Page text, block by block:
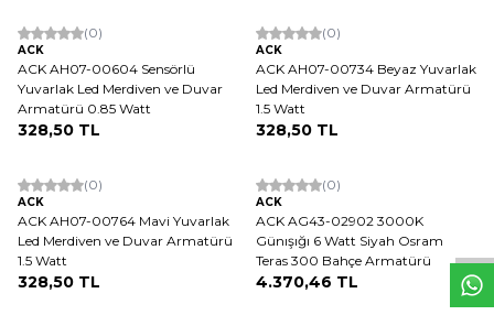
(0)
ACK
ACK AH07-00604 Sensörlü
Yuvarlak Led Merdiven ve Duvar
Armatürü 0.85 Watt
328,50 TL
(0)
ACK
ACK AH07-00734 Beyaz Yuvarlak
Led Merdiven ve Duvar Armatürü
1.5 Watt
328,50 TL
(0)
ACK
ACK AH07-00764 Mavi Yuvarlak
Led Merdiven ve Duvar Armatürü
1.5 Watt
328,50 TL
(0)
ACK
ACK AG43-02902 3000K
Günışığı 6 Watt Siyah Osram
Teras 300 Bahçe Armatürü
4.370,46 TL